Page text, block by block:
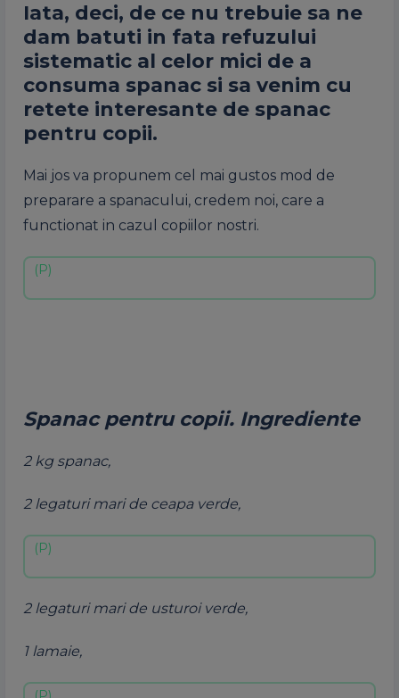
Iata, deci, de ce nu trebuie sa ne
dam batuti in fata refuzului
sistematic al celor mici de a
consuma spanac si sa venim cu
retete interesante de spanac
pentru copii.
Mai jos va propunem cel mai gustos mod de
preparare a spanacului, credem noi, care a
functionat in cazul copiilor nostri.
Spanac pentru copii. Ingrediente
2 kg spanac,
2 legaturi mari de ceapa verde,
2 legaturi mari de usturoi verde,
1 lamaie,